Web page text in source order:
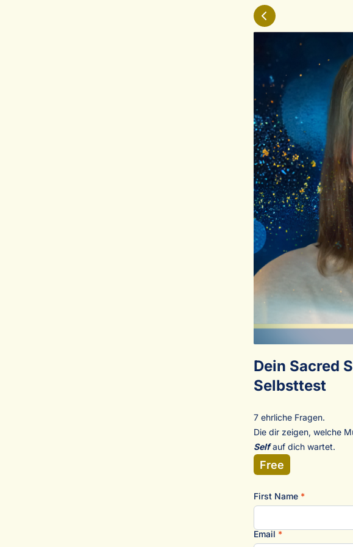
Dein Sacred
Selbsttest
7 ehrliche Fragen.
Die dir zeigen, welche
Self auf dich wartet.
Free
First Name *
Email *